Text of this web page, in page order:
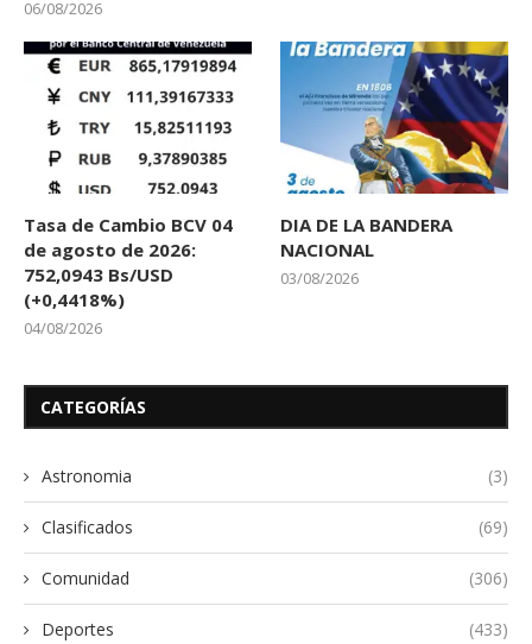
06/08/2026
Tasa de Cambio BCV 04
de agosto de 2026:
752,0943 Bs/USD
(+0,4418%)
04/08/2026
DIA DE LA BANDERA
NACIONAL
03/08/2026
CATEGORÍAS
Astronomia (3)
Clasificados (69)
Comunidad (306)
Deportes (433)